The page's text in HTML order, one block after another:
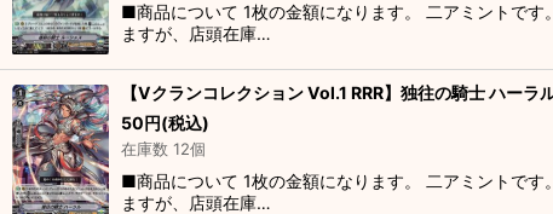
■商品について 1枚の金額になります。 二アミントで
ますが、店頭在庫…
【Vクランコレクション Vol.1 RRR】独往の騎士 ハー
50円(税込)
在庫数 12個
■商品について 1枚の金額になります。 二アミントで
ますが、店頭在庫…